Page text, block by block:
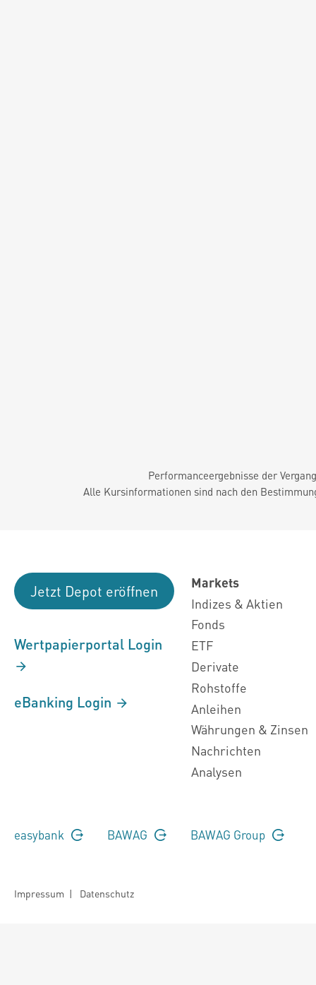
Performanceergebnisse der
Alle Kursinformationen sind nach den
Jetzt Depot eröffnen
Wertpapierportal Login
eBanking Login
Markets
Indizes & Aktien
Fonds
ETF
Derivate
Rohstoffe
Anleihen
Währungen & Zinsen
Nachrichten
Analysen
easybank BAWAG BAWAG Group
Impressum | Datenschutz